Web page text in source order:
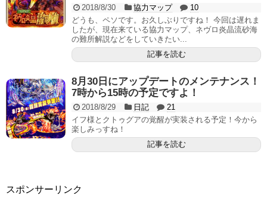
2018/8/30 協力マップ
10
どうも、ペソです。お久しぶりですね！ 今回は遅れま
したが、現在来ている協力マップ、ネヴロ炎晶流砂海
の難所解説などをしていきたい...
記事を読む
8月30日にアップデートのメンテナンス！
7時から15時の予定ですよ！
2018/8/29 日記
21
イフ様とクトゥグアの覚醒が実装される予定！今から
楽しみっすね！
記事を読む
スポンサーリンク